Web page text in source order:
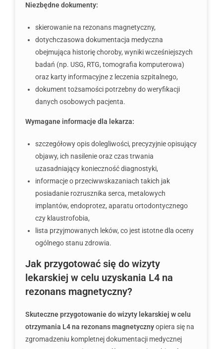
Niezbędne dokumenty:
skierowanie na rezonans magnetyczny,
dotychczasowa dokumentacja medyczna
obejmująca historię choroby, wyniki wcześniejszych
badań (np. USG, RTG, tomografia komputerowa)
oraz karty informacyjne z leczenia szpitalnego,
dokument tożsamości potrzebny do weryfikacji
danych osobowych pacjenta.
Wymagane informacje dla lekarza:
szczegółowy opis dolegliwości, precyzyjnie opisujący
objawy, ich nasilenie oraz czas trwania
uzasadniający konieczność diagnostyki,
informacje o przeciwwskazaniach takich jak
posiadanie rozrusznika serca, metalowych
implantów, endoprotez, aparatu ortodontycznego
czy klaustrofobia,
lista przyjmowanych leków, co jest istotne dla oceny
ogólnego stanu zdrowia.
Jak przygotować się do wizyty
lekarskiej w celu uzyskania L4 na
rezonans magnetyczny?
Skuteczne przygotowanie do wizyty lekarskiej w celu
otrzymania L4 na rezonans magnetycznyopiera się na
zgromadzeniu kompletnej dokumentacji medycznej